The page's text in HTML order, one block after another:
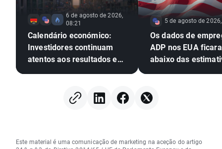
6 de agosto de 2026,
08:21
Calendário económico:
Investidores continuam
atentos aos resultados em
5 de agosto de
Os dados de
ADP nos EUA
abaixo das
Este material é uma comunicação de marketing na aceção do artigo